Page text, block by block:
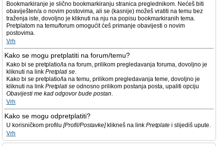
Bookmarkiranje je slično bookmarkiranju stranica preglednikom. Nećeš biti
obaviješten/a o novim postovima, ali se (kasnije) možeš vratiti na temu bez
traženja iste, dovoljno je kliknuti na nju na popisu bookmarkiranih tema.
Pretplatom na temu/forum omogućit ćeš primanje obavijesti o novim
postovima.
Vrh
Kako se mogu pretplatiti na forum/temu?
Kako bi se pretplatio/la na forum, prilikom pregledavanja foruma, dovoljno je
kliknuti na link Pretplati se.
Kako bi se pretplatio/la na temu, prilikom pregledavanja teme, dovoljno je
kliknuti na link Pretplati se odnosno prilikom postanja posta, upaliti opciju
Obavijesti me kad odgovor bude postan.
Vrh
Kako se mogu odpretplatiti?
U korisničkom profilu [Profil/Postavke]klikneš na link Pretplate i slijediš upute.
Vrh